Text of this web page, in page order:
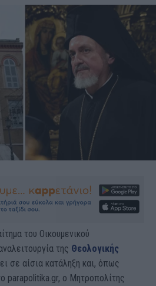
του Οικουμενικού
της Θεολογικής
σε αίσια κατάληξη και, όπως
parapolitika.gr, ο Μητροπολίτης